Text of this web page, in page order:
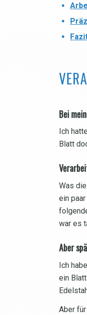
Bei
Ich
Blatt
Was
ein
war es
Aber
Ich
ein
Aber